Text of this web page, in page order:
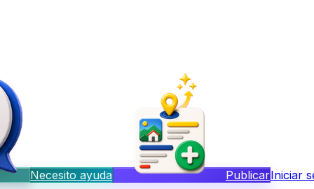
Necesito ayuda PublicarIniciar